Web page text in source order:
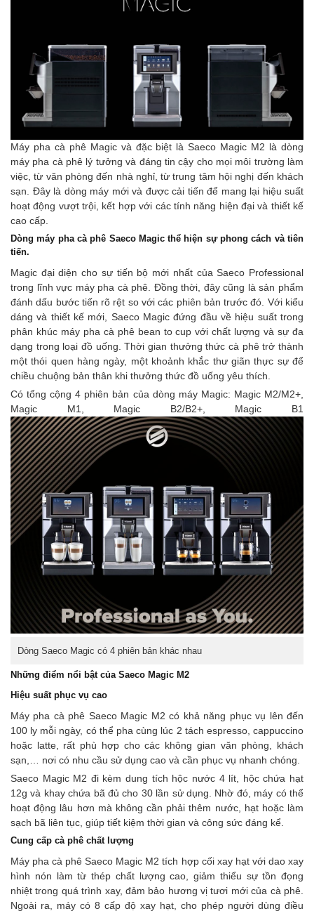
Máy pha cà phê Magic và đặc biệt là Saeco Magic M2 là dòng
máy pha cà phê lý tưởng và đáng tin cậy cho mọi môi trường làm
việc, từ văn phòng đến nhà nghỉ, từ trung tâm hội nghị đến khách
sạn. Đây là dòng máy mới và được cải tiến để mang lại hiệu suất
hoạt động vượt trội, kết hợp với các tính năng hiện đại và thiết kế
cao cấp.
Dòng máy pha cà phê Saeco Magic thể hiện sự phong cách và tiên
tiến.
Magic đại diện cho sự tiến bộ mới nhất của Saeco Professional
trong lĩnh vực máy pha cà phê. Đồng thời, đây cũng là sản phẩm
đánh dấu bước tiến rõ rệt so với các phiên bản trước đó. Với kiểu
dáng và thiết kế mới, Saeco Magic đứng đầu về hiệu suất trong
phân khúc máy pha cà phê bean to cup với chất lượng và sự đa
dạng trong loại đồ uống. Thời gian thưởng thức cà phê trở thành
một thói quen hàng ngày, một khoảnh khắc thư giãn thực sự để
chiều chuộng bản thân khi thưởng thức đồ uống yêu thích.
Có tổng cộng 4 phiên bản của dòng máy Magic: Magic M2/M2+,
Magic M1, Magic B2/B2+, Magic B1
Dòng Saeco Magic có 4 phiên bản khác nhau
Những điểm nổi bật của Saeco Magic M2
Hiệu suất phục vụ cao
Máy pha cà phê Saeco Magic M2 có khả năng phục vụ lên đến
100 ly mỗi ngày, có thể pha cùng lúc 2 tách espresso, cappuccino
hoặc latte, rất phù hợp cho các không gian văn phòng, khách
sạn,… nơi có nhu cầu sử dụng cao và cần phục vụ nhanh chóng.
Saeco Magic M2 đi kèm dung tích hộc nước 4 lít, hộc chứa hạt
12g và khay chứa bã đủ cho 30 lần sử dụng. Nhờ đó, máy có thể
hoạt động lâu hơn mà không cần phải thêm nước, hạt hoặc làm
sạch bã liên tục, giúp tiết kiệm thời gian và công sức đáng kể.
Cung cấp cà phê chất lượng
Máy pha cà phê Saeco Magic M2 tích hợp cối xay hạt với dao xay
hình nón làm từ thép chất lượng cao, giảm thiểu sự tồn đọng
nhiệt trong quá trình xay, đảm bảo hương vị tươi mới của cà phê.
Ngoài ra, máy có 8 cấp độ xay hạt, cho phép người dùng điều